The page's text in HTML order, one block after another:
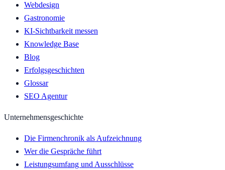
Webdesign
Gastronomie
KI-Sichtbarkeit messen
Knowledge Base
Blog
Erfolgsgeschichten
Glossar
SEO Agentur
Unternehmensgeschichte
Die Firmenchronik als Aufzeichnung
Wer die Gespräche führt
Leistungsumfang und Ausschlüsse